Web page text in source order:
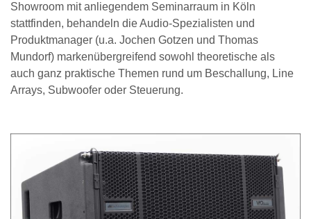
Showroom mit anliegendem Seminarraum in Köln
stattfinden, behandeln die Audio-Spezialisten und
Produktmanager (u.a. Jochen Gotzen und Thomas
Mundorf) markenübergreifend sowohl theoretische als
auch ganz praktische Themen rund um Beschallung, Line
Arrays, Subwoofer oder Steuerung.